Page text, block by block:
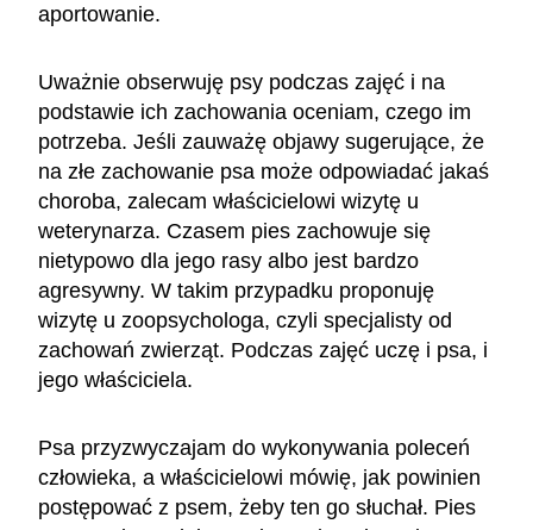
aportowanie.
Uważnie obserwuję psy podczas zajęć i na
podstawie ich zachowania oceniam, czego im
potrzeba. Jeśli zauważę objawy sugerujące, że
na złe zachowanie psa może odpowiadać jakaś
choroba, zalecam właścicielowi wizytę u
weterynarza. Czasem pies zachowuje się
nietypowo dla jego rasy albo jest bardzo
agresywny. W takim przypadku proponuję
wizytę u zoopsychologa, czyli specjalisty od
zachowań zwierząt. Podczas zajęć uczę i psa, i
jego właściciela.
Psa przyzwyczajam do wykonywania poleceń
człowieka, a właścicielowi mówię, jak powinien
postępować z psem, żeby ten go słuchał. Pies